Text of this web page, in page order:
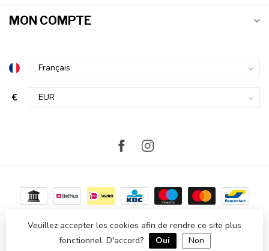
MON COMPTE
€
© Copyright 2026 Atmosvert- Powered byLightspeed
Veuillez accepter les cookies afin de rendre ce site plus
fonctionnel. D'accord?
Oui Non